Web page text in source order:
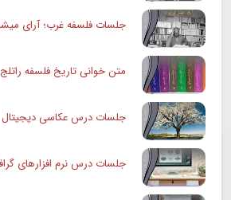
جلسات فلسفه غرب؛ آرای
متن خوانی تاریخ فلسفه راتلج
جلسات درس عکاسی دیجیتال
جلسات درس نرم افزارهای